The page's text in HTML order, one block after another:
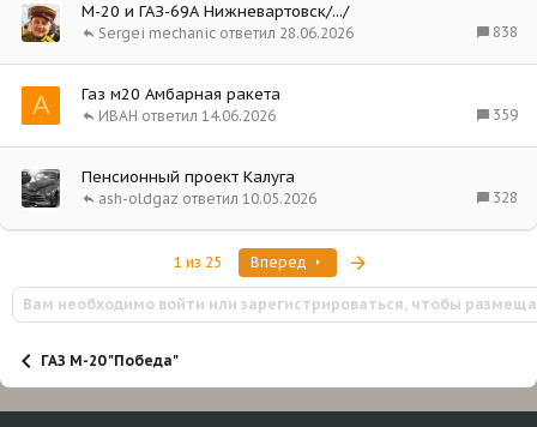
М-20 и ГАЗ-69А Нижневартовск/.../
838
28.06.2026
Sergei mechanic
А Газ м20 Амбарная ракета
359
14.06.2026
ИВАН
Пенсионный проект Калуга
328
10.05.2026
ash-oldgaz
1 из 25 Вперед
Вам необходимо войти или зарегистрироваться, чтобы
ГАЗ М-20 "Победа"